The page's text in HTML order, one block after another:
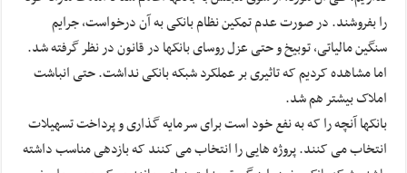
را بفروشند. در صورت عدم تمکین نظام بانکی به آن درخواست، جرایم
سنگین مالیاتی، توبیخ و حتی عزل روسای بانکها در قانون در نظر گرفته شد.
اما مشاهده کردیم که تاثیری بر عملکرد شبکه بانکی نداشت. حتی انباشت
املاک بیشتر هم شد.
بانکها آنچه را که به نفع خود است برای سرمایه گذاری و پرداخت تسهیلات
انتخاب می کنند. پروژه هایی را انتخاب می کنند که بازدهی مناسب داشته